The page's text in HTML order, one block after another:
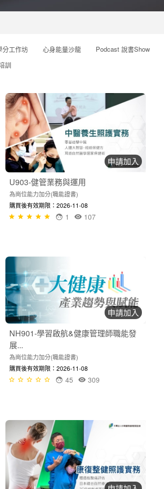
分工作坊 心身能量沙龍 Podcast 說書Show
訓
申請加入
U903-健管業務與運用
為崗位能力加分(職能證書)
購買後有效期限：2026-11-08
107
1
申請加入
NH901-學習啟航&健康管理師職能發
展...
為崗位能力加分(職能證書)
購買後有效期限：2026-11-08
309
45